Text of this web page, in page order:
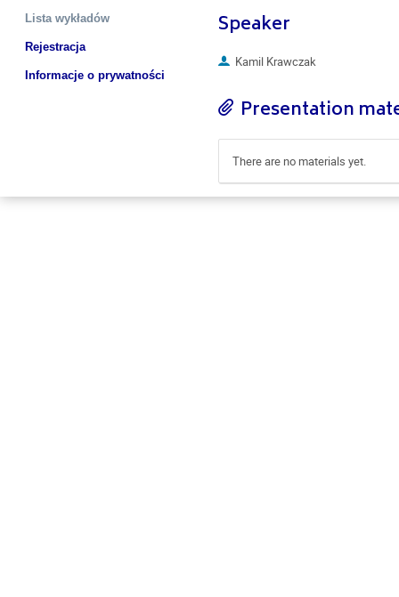
Lista wykładów
Rejestracja
Informacje o prywatności
Speaker
Kamil Krawczak
Presentation
There are no materials yet.